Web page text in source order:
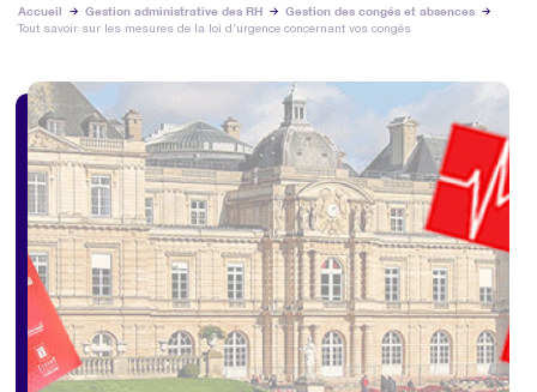
Accueil Gestion administrative des RH
Gestion des congés et absences
Tout savoir sur les mesures de la loi d’urgence concernant vos congés